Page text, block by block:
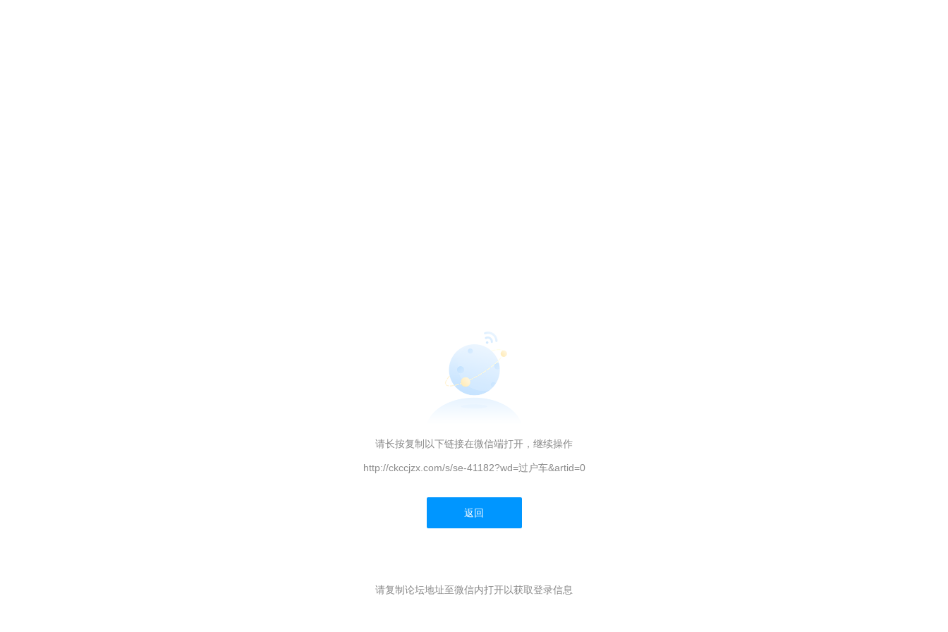
请长按复制以下链接在微信端打开，继续操作
http://ckccjzx.com/s/se-41182?wd=过户车&artid=0
返回
请复制论坛地址至微信内打开以获取登录信息